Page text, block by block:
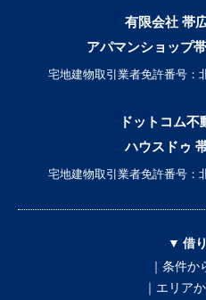
有限会社 帯
アパマンショップ
宅地建物取引業者免許番号：
ドットコム
ハウスドゥ
宅地建物取引業者免許番号：
▼ 借
｜条件か
｜エリア